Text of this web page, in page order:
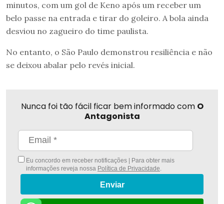
minutos, com um gol de Keno após um receber um
belo passe na entrada e tirar do goleiro. A bola ainda
desviou no zagueiro do time paulista.
No entanto, o São Paulo demonstrou resiliência e não
se deixou abalar pelo revés inicial.
Nunca foi tão fácil ficar bem informado com O
Antagonista
Eu concordo em receber notificações | Para obter mais
informações reveja nossa Política de Privacidade
Enviar